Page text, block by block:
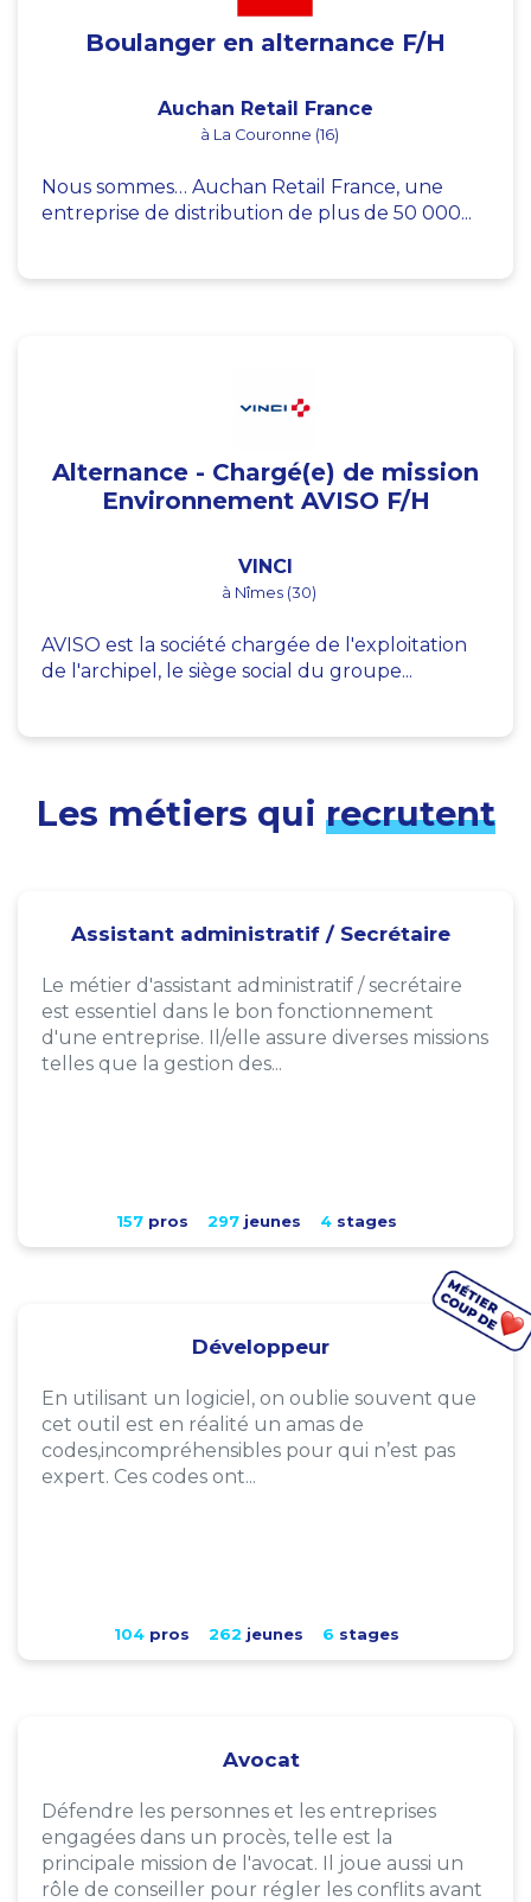
Boulanger en alternance F/H
Auchan Retail France
à La Couronne (16)
Nous sommes… Auchan Retail France, une
entreprise de distribution de plus de 50 000...
Alternance - Chargé(e) de mission
Environnement AVISO F/H
VINCI
à Nîmes (30)
AVISO est la société chargée de l'exploitation
de l'archipel, le siège social du groupe...
Les métiers qui recrutent
Assistant administratif / Secrétaire
Le métier d'assistant administratif / secrétaire
est essentiel dans le bon fonctionnement
d'une entreprise. Il/elle assure diverses missions
telles que la gestion des...
157pros 297jeunes 4stages
Développeur
En utilisant un logiciel, on oublie souvent que
cet outil est en réalité un amas de
codes,incompréhensibles pour qui n’est pas
expert. Ces codes ont...
104pros 262 jeunes 6 stages
Avocat
Défendre les personnes et les entreprises
engagées dans un procès, telle est la
principale mission de l'avocat. Il joue aussi un
rôle de conseiller pour régler les conflits avant